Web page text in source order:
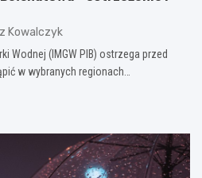
Kowalczyk
Wodnej (IMGW PIB) ostrzega przed
w wybranych regionach…